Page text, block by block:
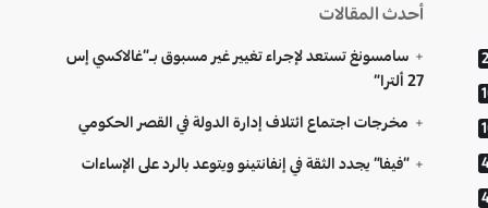
أحدث المقالات
سامسونغ تستعد لإجراء تغيير غير مسبوق بـ”غالاكسي إس
27 ألترا”
مخرجات اجتماع ائتلاف إدارة الدولة في القصر الحكومي
“فيفا” يجدد الثقة في إنفانتينو ويتوعد بالرد على الإساءات